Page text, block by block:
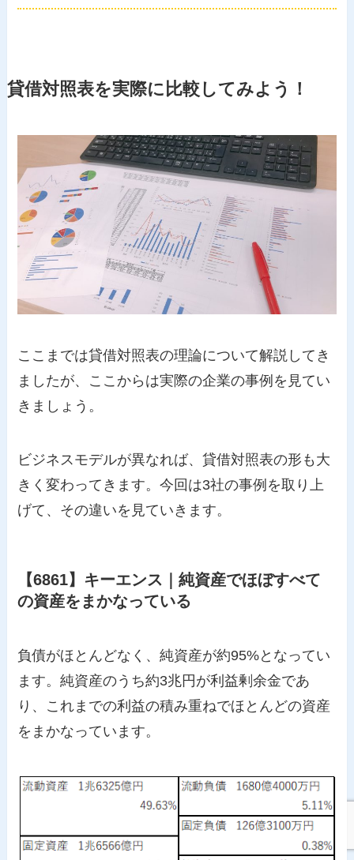
貸借対照表を実際に比較してみよう！
ここまでは貸借対照表の理論について解説してき
ましたが、ここからは実際の企業の事例を見てい
きましょう。
ビジネスモデルが異なれば、貸借対照表の形も大
きく変わってきます。今回は3社の事例を取り上
げて、その違いを見ていきます。
【6861】キーエンス｜純資産でほぼすべて
の資産をまかなっている
負債がほとんどなく、純資産が約95%となってい
ます。純資産のうち約3兆円が利益剰余金であ
り、これまでの利益の積み重ねでほとんどの資産
をまかなっています。